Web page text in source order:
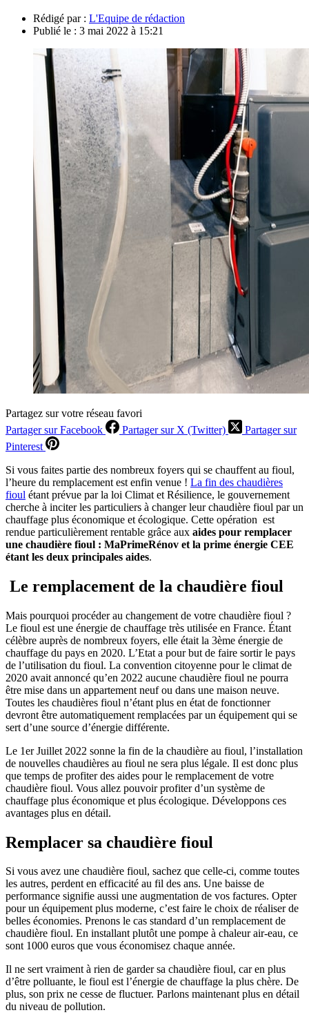
Rédigé par : L'Equipe de rédaction
Publié le : 3 mai 2022 à 15:21
Partagez sur votre réseau favori
Partager sur Facebook
Partager sur X (Twitter)
Partager sur
Pinterest
Si vous faites partie des nombreux foyers qui se chauffent au fioul,
l’heure du remplacement est enfin venue ! La fin des chaudières
fioul étant prévue par la loi Climat et Résilience, le gouvernement
cherche à inciter les particuliers à changer leur chaudière fioul par un
chauffage plus économique et écologique. Cette opération est
rendue particulièrement rentable grâce aux aides pour remplacer
une chaudière fioul : MaPrimeRénov et la prime énergie CEE
étant les deux principales aides.
Le remplacement de la chaudière fioul
Mais pourquoi procéder au changement de votre chaudière fioul ?
Le fioul est une énergie de chauffage très utilisée en France. Étant
célèbre auprès de nombreux foyers, elle était la 3ème énergie de
chauffage du pays en 2020. L’Etat a pour but de faire sortir le pays
de l’utilisation du fioul. La convention citoyenne pour le climat de
2020 avait annoncé qu’en 2022 aucune chaudière fioul ne pourra
être mise dans un appartement neuf ou dans une maison neuve.
Toutes les chaudières fioul n’étant plus en état de fonctionner
devront être automatiquement remplacées par un équipement qui se
sert d’une source d’énergie différente.
Le 1er Juillet 2022 sonne la fin de la chaudière au fioul, l’installation
de nouvelles chaudières au fioul ne sera plus légale. Il est donc plus
que temps de profiter des aides pour le remplacement de votre
chaudière fioul. Vous allez pouvoir profiter d’un système de
chauffage plus économique et plus écologique. Développons ces
avantages plus en détail.
Remplacer sa chaudière fioul
Si vous avez une chaudière fioul, sachez que celle-ci, comme toutes
les autres, perdent en efficacité au fil des ans. Une baisse de
performance signifie aussi une augmentation de vos factures. Opter
pour un équipement plus moderne, c’est faire le choix de réaliser de
belles économies. Prenons le cas standard d’un remplacement de
chaudière fioul. En installant plutôt une pompe à chaleur air-eau, ce
sont 1000 euros que vous économisez chaque année.
Il ne sert vraiment à rien de garder sa chaudière fioul, car en plus
d’être polluante, le fioul est l’énergie de chauffage la plus chère. De
plus, son prix ne cesse de fluctuer. Parlons maintenant plus en détail
du niveau de pollution.